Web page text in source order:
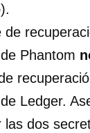
de
Phantom
Ledger.
las dos